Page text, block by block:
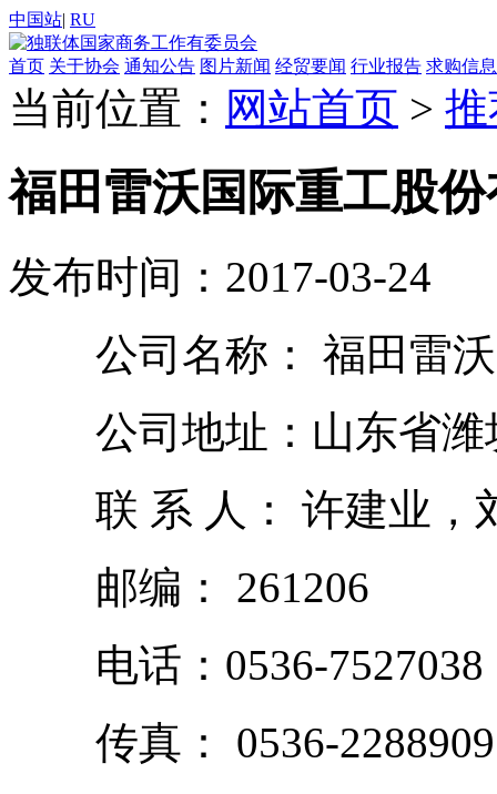
中国站| RU
首页 关于协会 通知公告 图片新闻 经贸要闻 行业报告 求购信息
当前位置： 网站首页 >
福田雷沃国际重工股
发布时间：2017-03-24
公司名称： 福田雷沃
公司地址：山东省潍
联 系 人： 许建业，
邮编： 261206
电话：0536-7527038
传真： 0536-2288909